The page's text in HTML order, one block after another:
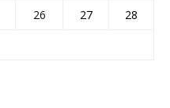
26 27
28